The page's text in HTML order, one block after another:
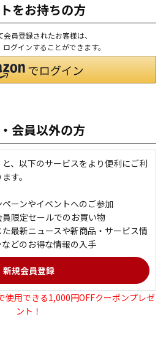
をお持ちの方
員登録されたお客様は、
グインすることができます。
会員以外の方
、以下のサービスをより便利にご利
す。
ーンやイベントへのご参加
限定セールでのお買い物
最新ニュースや新商品・サービス情
どのお得な情報の入手
使用できる1,000円OFFクーポンプレゼ
ント！